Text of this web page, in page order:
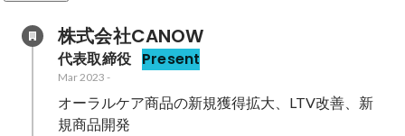
株式会社CANOW
代表取締役 Present
Mar 2023 -
オーラルケア商品の新規獲得拡大、LTV改善、新
規商品開発